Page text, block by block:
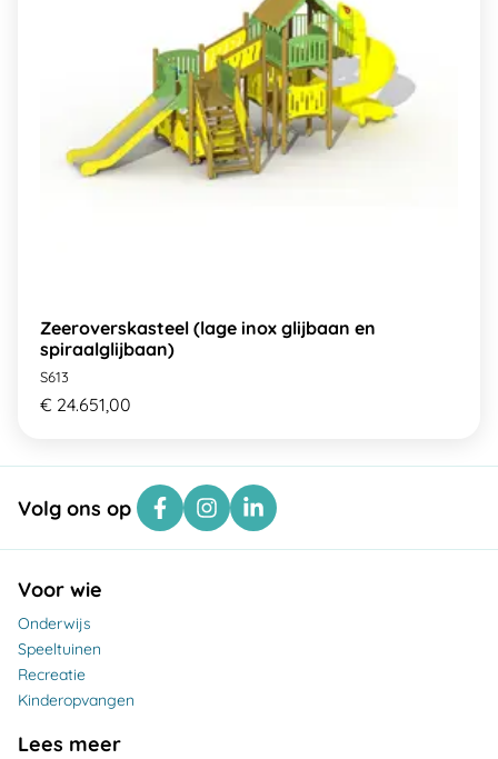
Zeeroverskasteel (lage inox glijbaan en
spiraalglijbaan)
S613
€ 24.651,00
Volg ons op
Voor wie
Onderwijs
Speeltuinen
Recreatie
Kinderopvangen
Lees meer